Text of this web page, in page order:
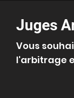
Juges
Vous
l'arbitrage